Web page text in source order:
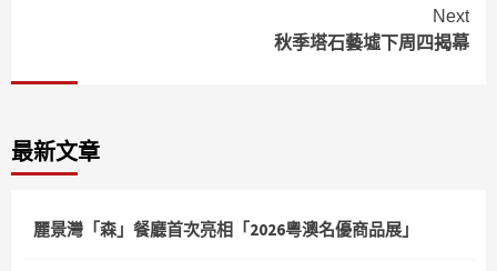
Next
秋季塔石藝墟下周四揭幕
最新文章
麗景灣「森」餐廳首次亮相「2026粵澳名優商品展」